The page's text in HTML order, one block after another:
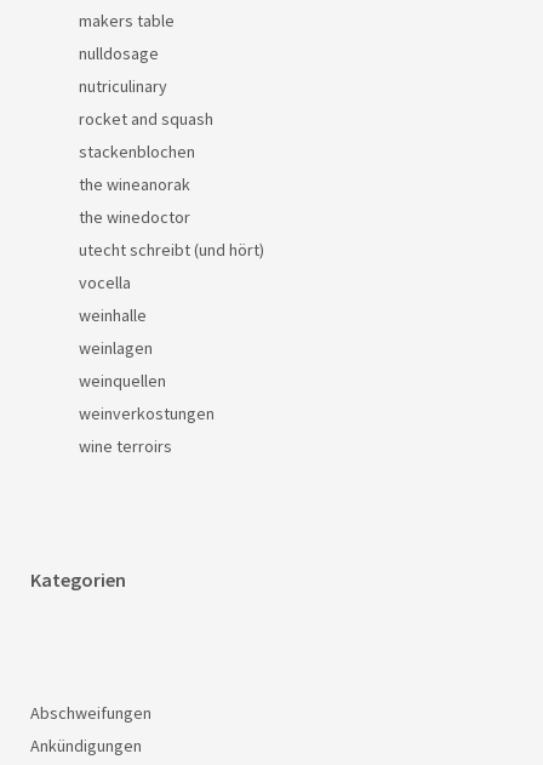
makers table
nulldosage
nutriculinary
rocket and squash
stackenblochen
the wineanorak
the winedoctor
utecht schreibt (und hört)
vocella
weinhalle
weinlagen
weinquellen
weinverkostungen
wine terroirs
Kategorien
Abschweifungen
Ankündigungen